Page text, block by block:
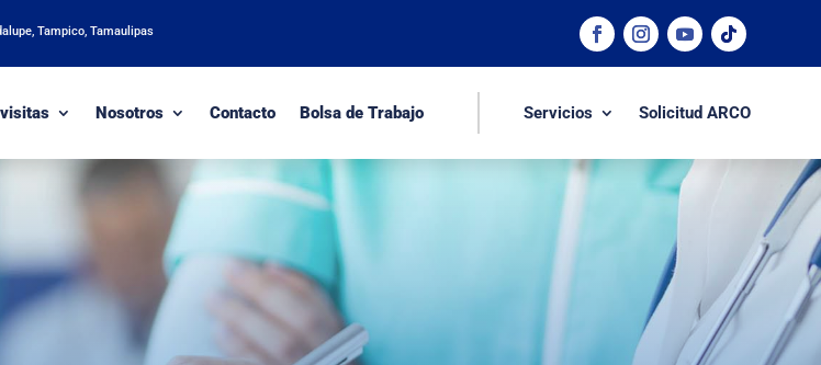
Tampico, Tamaulipas
Nosotros Contacto Bolsa de Trabajo Servicios Solicitud ARCO